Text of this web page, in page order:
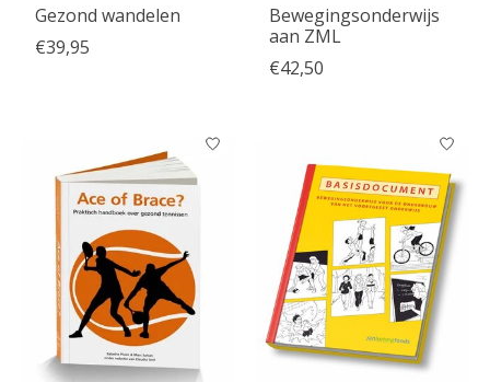
Gezond wandelen
€39,95
Bewegingsonderwijs
aan ZML
€42,50